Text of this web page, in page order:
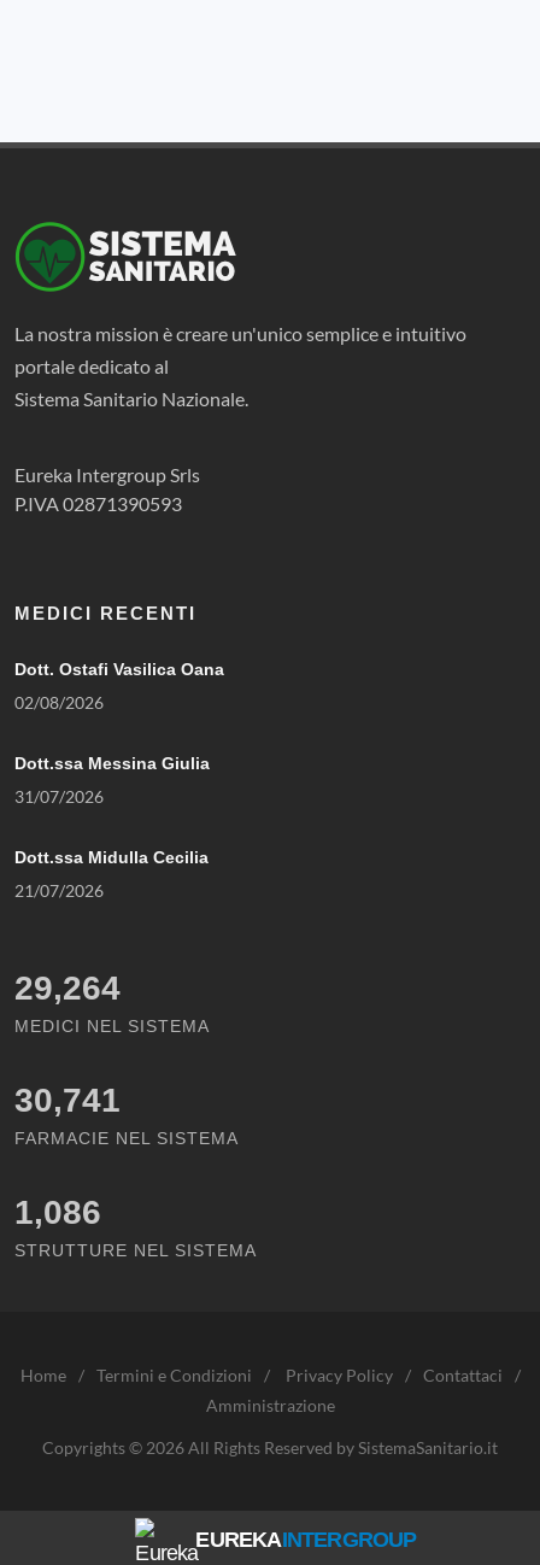
La nostra mission è creare un'unico semplice e intuitivo
portale dedicato al
Sistema Sanitario Nazionale.
Eureka Intergroup Srls
P.IVA 02871390593
MEDICI RECENTI
Dott. Ostafi Vasilica Oana
02/08/2026
Dott.ssa Messina Giulia
31/07/2026
Dott.ssa Midulla Cecilia
21/07/2026
29,264
MEDICI NEL SISTEMA
30,741
FARMACIE NEL SISTEMA
1,086
STRUTTURE NEL SISTEMA
Home / Termini e Condizioni / Privacy Policy / Contattaci
/
Amministrazione
Copyrights © 2026 All Rights Reserved by SistemaSanitario.it
EUREKAINTERGROUP